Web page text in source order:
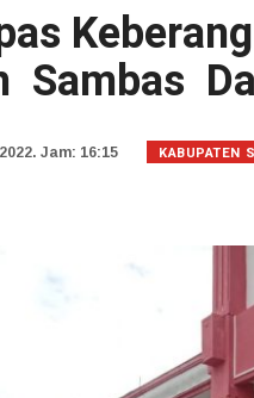
Sambas
Jam: 16:15 KABUPATEN